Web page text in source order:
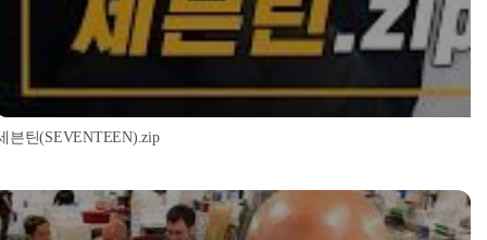
븐틴(SEVENTEEN).zip